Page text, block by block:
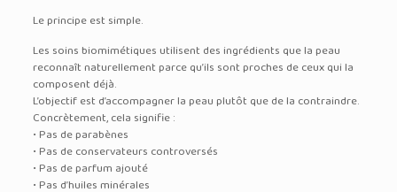
Le principe est simple.
Les soins biomimétiques utilisent des ingrédients que la peau
reconnaît naturellement parce qu’ils sont proches de ceux qui la
composent déjà.
L’objectif est d’accompagner la peau plutôt que de la contraindre.
Concrètement, cela signifie :
• Pas de parabènes
• Pas de conservateurs controversés
• Pas de parfum ajouté
• Pas d’huiles minérales